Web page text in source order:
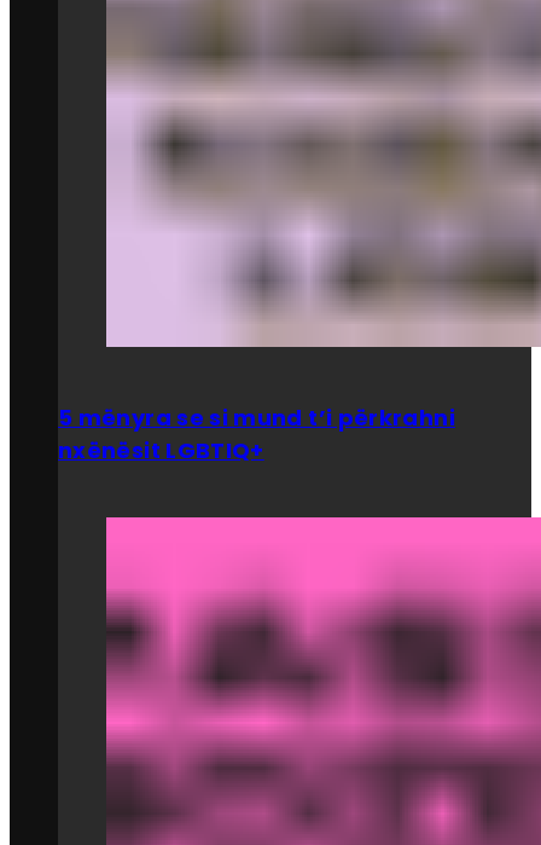
5 mënyra se si mund t’i përkrahni
nxënësit LGBTIQ+